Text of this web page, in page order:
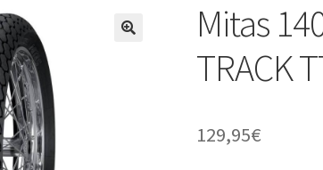
Mitas
TRACK
129,95€